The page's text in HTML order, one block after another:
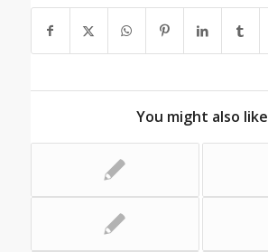
You might also like